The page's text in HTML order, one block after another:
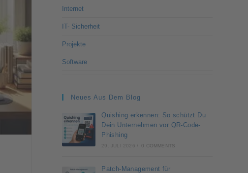
Internet
IT- Sicherheit
Projekte
Software
Neues Aus Dem Blog
Quishing erkennen: So schützt Du
Dein Unternehmen vor QR-Code-
Phishing
29. JULI 2026 0 COMMENTS
Patch-Management für